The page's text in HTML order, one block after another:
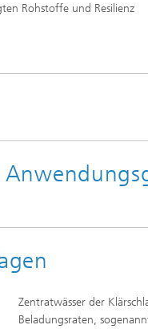
Rohstoffe und Resilienz
Zentratwässer der
Beladungsraten,